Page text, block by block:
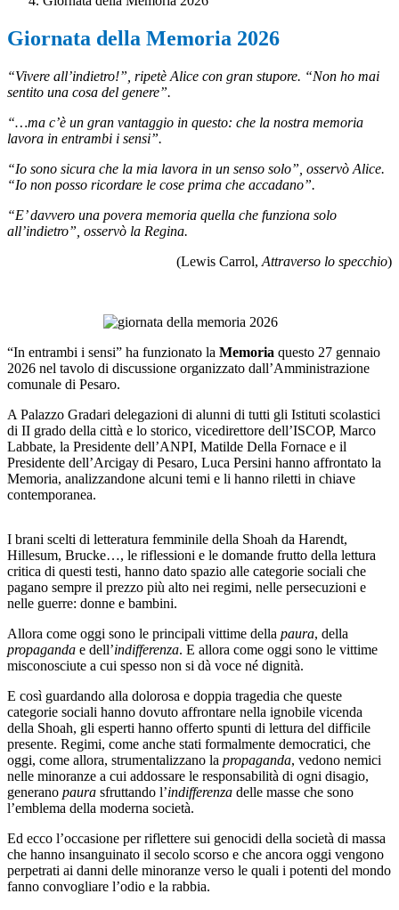
Giornata della Memoria 2026
“Vivere all’indietro!”, ripetè Alice con gran stupore. “Non ho mai
sentito una cosa del genere”.
“…ma c’è un gran vantaggio in questo: che la nostra memoria
lavora in entrambi i sensi”.
“Io sono sicura che la mia lavora in un senso solo”, osservò Alice.
“Io non posso ricordare le cose prima che accadano”.
“E’ davvero una povera memoria quella che funziona solo
all’indietro”, osservò la Regina.
(Lewis Carrol, Attraverso lo specchio)
“In entrambi i sensi” ha funzionato la Memoria questo 27 gennaio
2026 nel tavolo di discussione organizzato dall’Amministrazione
comunale di Pesaro.
A Palazzo Gradari delegazioni di alunni di tutti gli Istituti scolastici
di II grado della città e lo storico, vicedirettore dell’ISCOP, Marco
Labbate, la Presidente dell’ANPI, Matilde Della Fornace e il
Presidente dell’Arcigay di Pesaro, Luca Persini hanno affrontato la
Memoria, analizzandone alcuni temi e li hanno riletti in chiave
contemporanea.
I brani scelti di letteratura femminile della Shoah da Harendt,
Hillesum, Brucke…, le riflessioni e le domande frutto della lettura
critica di questi testi, hanno dato spazio alle categorie sociali che
pagano sempre il prezzo più alto nei regimi, nelle persecuzioni e
nelle guerre: donne e bambini.
Allora come oggi sono le principali vittime della paura, della
propaganda e dell’indifferenza. E allora come oggi sono le vittime
misconosciute a cui spesso non si dà voce né dignità.
E così guardando alla dolorosa e doppia tragedia che queste
categorie sociali hanno dovuto affrontare nella ignobile vicenda
della Shoah, gli esperti hanno offerto spunti di lettura del difficile
presente. Regimi, come anche stati formalmente democratici, che
oggi, come allora, strumentalizzano la propaganda, vedono nemici
nelle minoranze a cui addossare le responsabilità di ogni disagio,
generano paura sfruttando l’indifferenza delle masse che sono
l’emblema della moderna società.
Ed ecco l’occasione per riflettere sui genocidi della società di massa
che hanno insanguinato il secolo scorso e che ancora oggi vengono
perpetrati ai danni delle minoranze verso le quali i potenti del mondo
fanno convogliare l’odio e la rabbia.